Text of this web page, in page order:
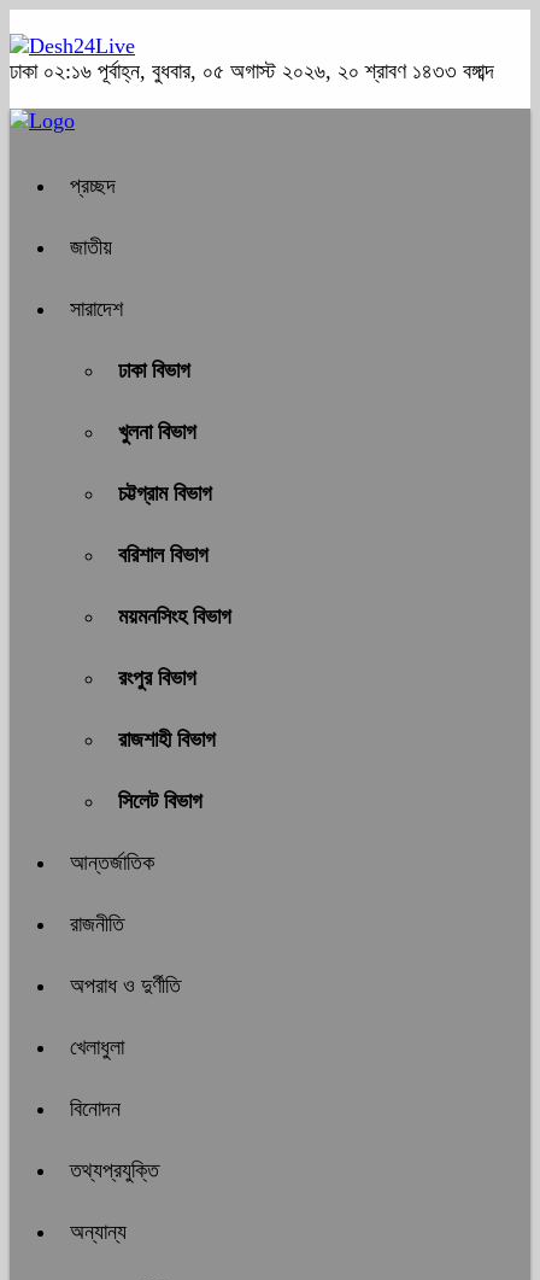
ঢাকা ০২:১৬ পূর্বাহ্ন, বুধবার, ০৫ অগাস্ট ২০২৬, ২০ শ্রাবণ ১৪৩৩ বঙ্গাব্দ
প্রচ্ছদ
জাতীয়
সারাদেশ
ঢাকা বিভাগ
খুলনা বিভাগ
চট্টগ্রাম বিভাগ
বরিশাল বিভাগ
ময়মনসিংহ বিভাগ
রংপুর বিভাগ
রাজশাহী বিভাগ
সিলেট বিভাগ
আন্তর্জাতিক
রাজনীতি
অপরাধ ও দুর্ণীতি
খেলাধুলা
বিনোদন
তথ্যপ্রযুক্তি
অন্যান্য